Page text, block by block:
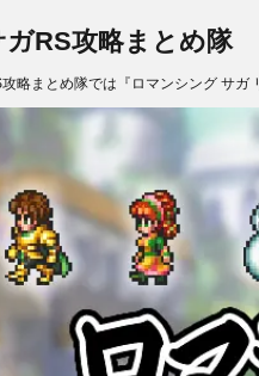
ガRS攻略まとめ隊
攻略まとめ隊では『ロマンシング サ